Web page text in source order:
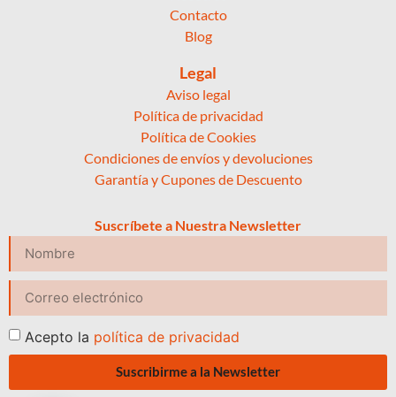
Contacto
Blog
Legal
Aviso legal
Política de privacidad
Política de Cookies
Condiciones de envíos y devoluciones
Garantía y Cupones de Descuento
Suscríbete a Nuestra Newsletter
Acepto la política de privacidad
Suscribirme a la Newsletter